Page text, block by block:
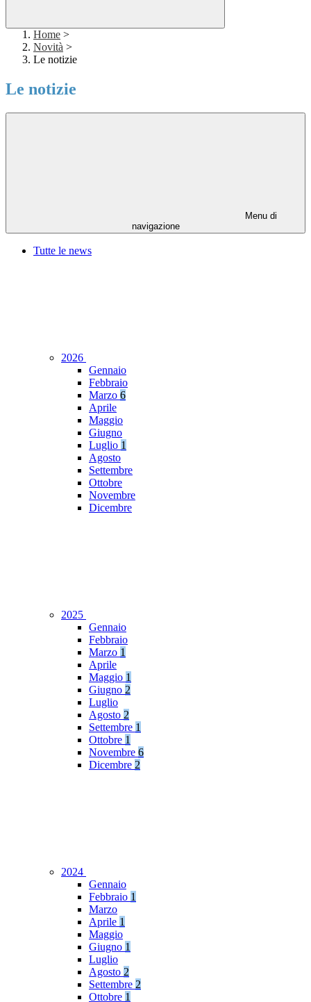
Home >
Novità >
Le notizie
Le notizie
Menu di
navigazione
Tutte le news
2026
Gennaio
Febbraio
Marzo 6
Aprile
Maggio
Giugno
Luglio 1
Agosto
Settembre
Ottobre
Novembre
Dicembre
2025
Gennaio
Febbraio
Marzo 1
Aprile
Maggio 1
Giugno 2
Luglio
Agosto 2
Settembre 1
Ottobre 1
Novembre 6
Dicembre 2
2024
Gennaio
Febbraio 1
Marzo
Aprile 1
Maggio
Giugno 1
Luglio
Agosto 2
Settembre 2
Ottobre 1